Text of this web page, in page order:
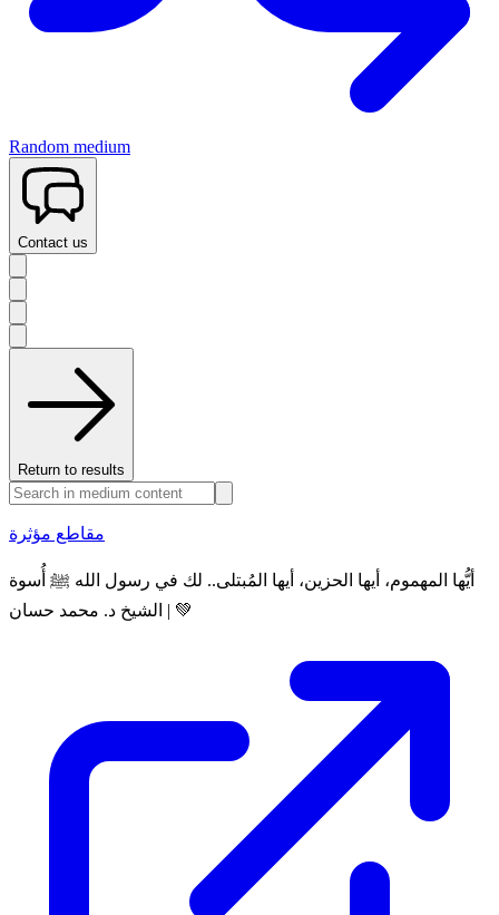
Random medium
Contact us
Return to results
مقاطع مؤثرة
أيُّها المهموم، أيها الحزين، أيها المُبتلى.. لك في رسول الله ﷺ أُسوة
💚 | الشيخ د. محمد حسان